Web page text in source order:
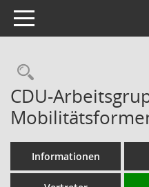
Toggle navigation
CDU-
Informationen